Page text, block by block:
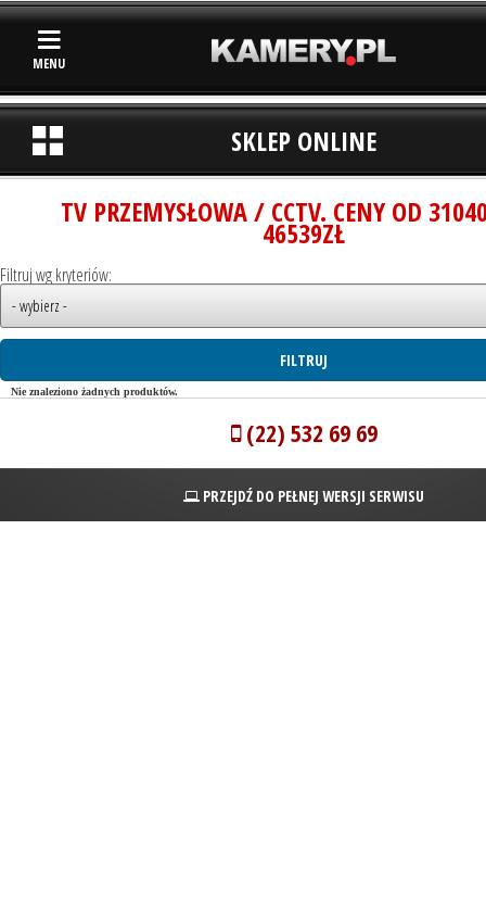
MENU
SKLEP ONLINE
TV PRZEMYSŁOWA / CCTV. CENY OD
46539ZŁ
Filtruj wg kryteriów:
Nie znaleziono żadnych produktów.
(22) 532 69 69
PRZEJDŹ DO PEŁNEJ WERSJI SERWISU